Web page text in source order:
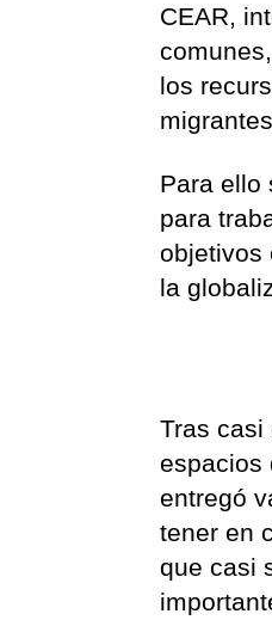
CEAR,
los
Para ello
para
objetivos
la
Tras casi
espacios
entregó
tener en
que casi